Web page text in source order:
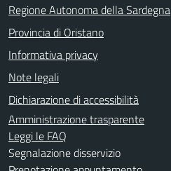
Regione Autonoma della Sardegna
Provincia di Oristano
Informativa privacy
Note legali
Dichiarazione di accessibilità
Amministrazione trasparente
Leggi le FAQ
Segnalazione disservizio